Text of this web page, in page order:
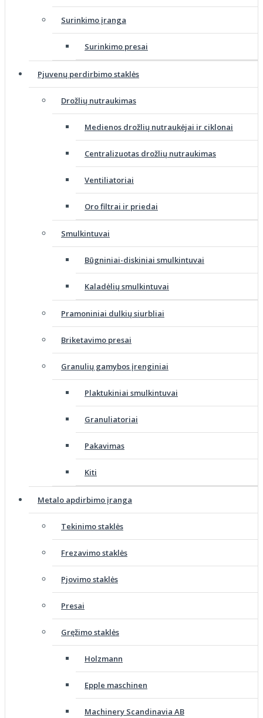
Surinkimo įranga
Surinkimo presai
Pjuvenų perdirbimo staklės
Drožlių nutraukimas
Medienos drožlių nutraukėjai ir ciklonai
Centralizuotas drožlių nutraukimas
Ventiliatoriai
Oro filtrai ir priedai
Smulkintuvai
Būgniniai-diskiniai smulkintuvai
Kaladėlių smulkintuvai
Pramoniniai dulkių siurbliai
Briketavimo presai
Granulių gamybos įrenginiai
Plaktukiniai smulkintuvai
Granuliatoriai
Pakavimas
Kiti
Metalo apdirbimo įranga
Tekinimo staklės
Frezavimo staklės
Pjovimo staklės
Presai
Gręžimo staklės
Holzmann
Epple maschinen
Machinery Scandinavia AB